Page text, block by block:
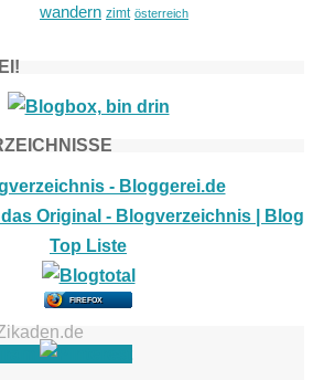
wandern zimt österreich
FIREFOX